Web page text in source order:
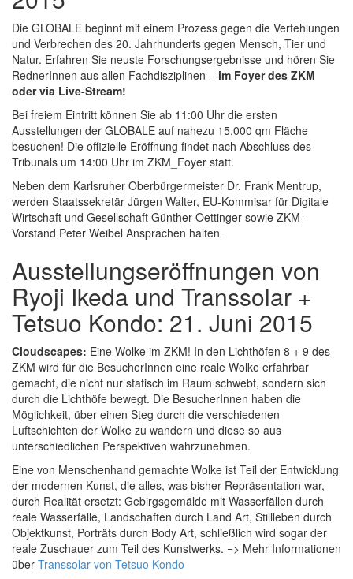
Die GLOBALE beginnt mit einem Prozess gegen die Verfehlungen
und Verbrechen des 20. Jahrhunderts gegen Mensch, Tier und
Natur. Erfahren Sie neuste Forschungsergebnisse und hören Sie
RednerInnen aus allen Fachdisziplinen – im Foyer des ZKM
oder via Live-Stream!
Bei freiem Eintritt können Sie ab 11:00 Uhr die ersten
Ausstellungen der GLOBALE auf nahezu 15.000 qm Fläche
besuchen! Die offizielle Eröffnung findet nach Abschluss des
Tribunals um 14:00 Uhr im ZKM_Foyer statt.
Neben dem Karlsruher Oberbürgermeister Dr. Frank Mentrup,
werden Staatssekretär Jürgen Walter, EU-Kommisar für Digitale
Wirtschaft und Gesellschaft Günther Oettinger sowie ZKM-
Vorstand Peter Weibel Ansprachen halten.
Ausstellungseröffnungen von
Ryoji Ikeda und Transsolar +
Tetsuo Kondo: 21. Juni 2015
Cloudscapes: Eine Wolke im ZKM! In den Lichthöfen 8 + 9 des
ZKM wird für die BesucherInnen eine reale Wolke erfahrbar
gemacht, die nicht nur statisch im Raum schwebt, sondern sich
durch die Lichthöfe bewegt. Die BesucherInnen haben die
Möglichkeit, über einen Steg durch die verschiedenen
Luftschichten der Wolke zu wandern und diese so aus
unterschiedlichen Perspektiven wahrzunehmen.
Eine von Menschenhand gemachte Wolke ist Teil der Entwicklung
der modernen Kunst, die alles, was bisher Repräsentation war,
durch Realität ersetzt: Gebirgsgemälde mit Wasserfällen durch
reale Wasserfälle, Landschaften durch Land Art, Stillleben durch
Objektkunst, Porträts durch Body Art, schließlich wird sogar der
reale Zuschauer zum Teil des Kunstwerks. => Mehr Informationen
über Transsolar von Tetsuo Kondo